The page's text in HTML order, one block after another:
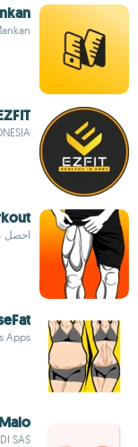
احصل
Apps
Malo
SAS